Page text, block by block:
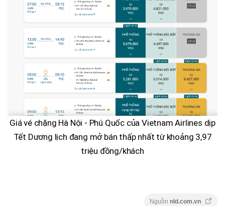
Giá vé chặng Hà Nội - Phú Quốc của Vietnam Airlines dịp
Tết Dương lịch đang mở bán thấp nhất từ khoảng 3,97
triệu đồng/khách
Nguồn nld.com.vn